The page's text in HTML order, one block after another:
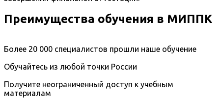
Преимущества обучения в МИППК
Более 20 000 специалистов прошли наше обучение
Обучайтесь из любой точки России
Получите неограниченный доступ к учебным
материалам